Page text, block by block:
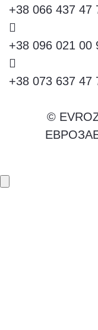
+38 066 437 47
+38 096 021 00
+38 073 637 47
©